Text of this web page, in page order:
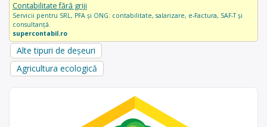
Contabilitate fără griji
Servicii pentru SRL, PFA și ONG: contabilitate, salarizare, e-Factura, SAF-T și
consultanță.
supercontabil.ro
Alte tipuri de deșeuri
Agricultura ecologică